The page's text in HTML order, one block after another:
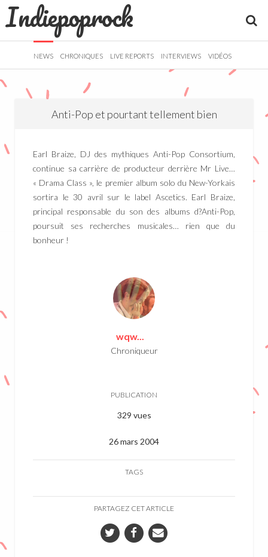
Indiepoprock
NEWS CHRONIQUES LIVE REPORTS INTERVIEWS VIDÉOS
Anti-Pop et pourtant tellement bien
Earl Braize, DJ des mythiques Anti-Pop Consortium,
continue sa carrière de producteur derrière Mr Live…
« Drama Class », le premier album solo du New-Yorkais
sortira le 30 avril sur le label Ascetics. Earl Braize,
principal responsable du son des albums d?Anti-Pop,
poursuit ses recherches musicales… rien que du
bonheur !
wqw...
Chroniqueur
PUBLICATION
329 vues
26 mars 2004
TAGS
PARTAGEZ CET ARTICLE